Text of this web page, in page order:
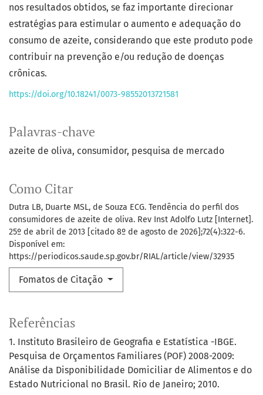
Palavras-chave
azeite de oliva consumidor pesquisa de mercado
Como Citar
Dutra LB, Duarte MSL, de Souza ECG. Tendência do perfil dos
consumidores de azeite de oliva. Rev Inst Adolfo Lutz [Internet].
25º de abril de 2013 [citado 8º de agosto de 2026];72(4):322-6.
Disponível em:
https://periodicos.saude.sp.gov.br/RIAL/article/view/32935
Fomatos de Citação
nos resultados obtidos, se faz importante direcionar
estratégias para estimular o aumento e adequação do
consumo de azeite, considerando que este produto pode
contribuir na prevenção e/ou redução de doenças
crônicas.
https://doi.org/10.18241/0073-98552013721581
Referências
1. Instituto Brasileiro de Geografia e Estatística -IBGE.
Pesquisa de Orçamentos Familiares (POF) 2008-2009:
Análise da Disponibilidade Domiciliar de Alimentos e do
Estado Nutricional no Brasil. Rio de Janeiro; 2010.